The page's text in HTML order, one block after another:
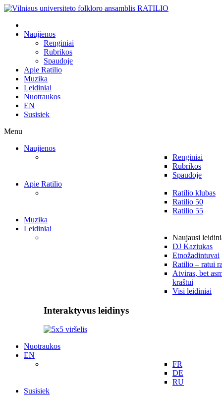
Naujienos
Renginiai
Rubrikos
Spaudoje
Apie Ratilio
Muzika
Leidiniai
Nuotraukos
EN
Susisiek
Menu
Naujienos
Renginiai
Rubrikos
Spaudoje
Apie Ratilio
Ratilio klubas
Ratilio 50
Ratilio 55
Muzika
Leidiniai
Naujausi
DJ Kaziukas
Etnožadintuvai
Ratilio – ratui
Atviras, bet
kraštui
Visi leidiniai
Interaktyvus leidinys
Nuotraukos
EN
FR
DE
RU
Susisiek